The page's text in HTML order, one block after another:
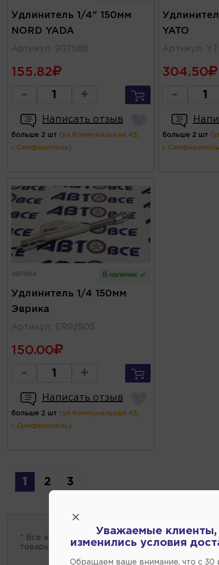
Удлинитель 1/4" 150мм
NORD YADA
Артикул : 907588
155.82
- +
Написать отзыв
больше 2 шт (ул.Коммунальная 43,
г.Симферополь)
YATO
Артикул :
304.50
-
больше 2 шт
ЭВРИКА В наличии
Удлинитель 1/4 150мм
Эврика
Артикул : ER92505
150.00
- +
Написать отзыв
больше 2 шт (ул.Коммунальная 43,
г.Симферополь)
1 2 3
* Все автозапчасти
,
товары проходит несколько раз в сутки.
Уважаемые клиенты,
изменились условия
Обращаем ваше внимание, что c 30